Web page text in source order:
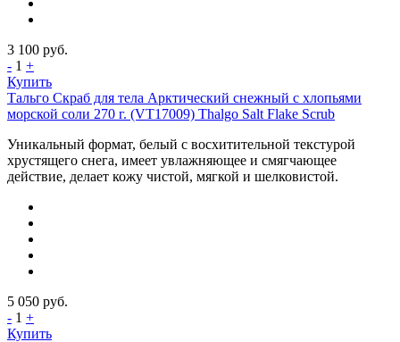
3 100 руб.
- 1 +
Купить
Тальго Скраб для тела Арктический снежный с хлопьями
морской соли 270 г. (VT17009) Thalgo Salt Flake Scrub
Уникальный формат, белый с восхитительной текстурой
хрустящего снега, имеет увлажняющее и смягчающее
действие, делает кожу чистой, мягкой и шелковистой.
5 050 руб.
- 1 +
Купить